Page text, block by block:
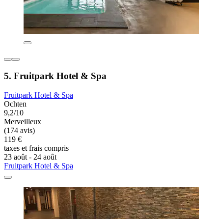
5. Fruitpark Hotel & Spa
Fruitpark Hotel & Spa
Ochten
9,2/10
Merveilleux
(174 avis)
119 €
taxes et frais compris
23 août - 24 août
Fruitpark Hotel & Spa